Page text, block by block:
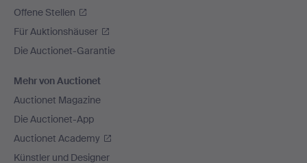
Offene Stellen
Für Auktionshäuser
Die Auctionet-Garantie
Mehr von Auctionet
Auctionet Magazine
Die Auctionet-App
Auctionet Academy
Künstler und Designer